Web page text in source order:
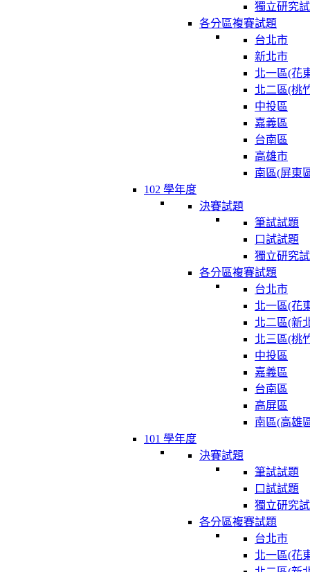
獨立研究
各分區複賽試題
台北市
新北市
北一區(花
北二區(桃
中投區
嘉義區
台南區
高雄市
南區(屏東
102 學年度
決賽試題
筆試試題
口試試題
獨立研究
各分區複賽試題
台北市
北一區(花
北二區(新
北三區(桃
中投區
嘉義區
台南區
高屏區
南區(高雄
101 學年度
決賽試題
筆試試題
口試試題
獨立研究
各分區複賽試題
台北市
北一區(花